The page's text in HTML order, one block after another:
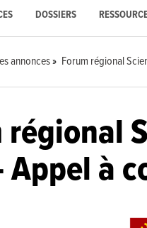
DOSSIERS
annonces Forum régional
régional
Appel à